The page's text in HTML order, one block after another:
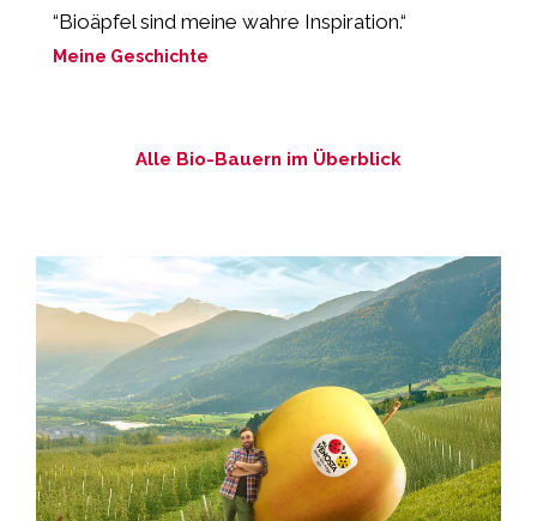
“Bioäpfel sind meine wahre Inspiration.“
Meine Geschichte
Alle Bio-Bauern im Überblick